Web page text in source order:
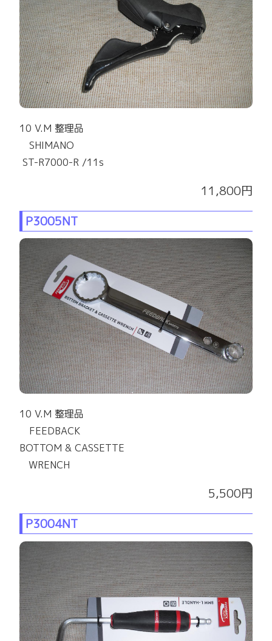
10 V.M 整理品
SHIMANO
ST-R7000-R /11s
11,800円
P3005NT
10 V.M 整理品
FEEDBACK
BOTTOM & CASSETTE
WRENCH
5,500円
P3004NT